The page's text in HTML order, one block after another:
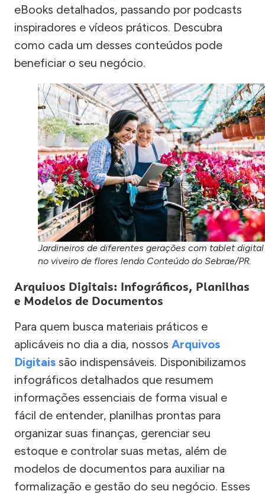
eBooks detalhados, passando por podcasts
inspiradores e vídeos práticos. Descubra
como cada um desses conteúdos pode
beneficiar o seu negócio.
Jardineiros de diferentes gerações com tablet digital
no viveiro de flores lendo Conteúdo do Sebrae/PR.
Arquivos Digitais: Infográficos, Planilhas
e Modelos de Documentos
Para quem busca materiais práticos e
aplicáveis no dia a dia, nossos Arquivos
Digitais são indispensáveis. Disponibilizamos
infográficos detalhados que resumem
informações essenciais de forma visual e
fácil de entender, planilhas prontas para
organizar suas finanças, gerenciar seu
estoque e controlar suas metas, além de
modelos de documentos para auxiliar na
formalização e gestão do seu negócio. Esses